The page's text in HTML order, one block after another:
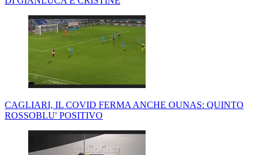
CAGLIARI, IL COVID FERMA ANCHE OUNAS: QUINTO
ROSSOBLU' POSITIVO